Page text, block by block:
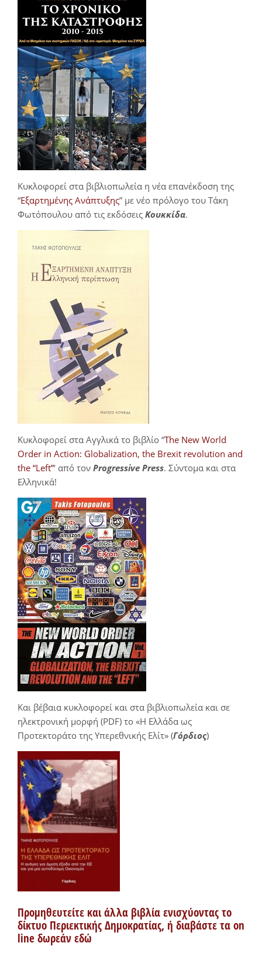
Κυκλοφορεί στα βιβλιοπωλεία η νέα επανέκδοση της
“Εξαρτημένης Ανάπτυξης” με νέο πρόλογο του Τάκη
Φωτόπουλου από τις εκδόσεις Κουκκίδα.
Κυκλοφορεί στα Αγγλικά το βιβλίο “The New World
Order in Action: Globalization, the Brexit revolution and
the “Left”‘ από τον Progressive Press. Σύντομα και στα
Ελληνικά!
Και βέβαια κυκλοφορεί και στα βιβλιοπωλεία και σε
ηλεκτρονική μορφή (PDF) το «Η Ελλάδα ως
Προτεκτοράτο της Υπερεθνικής Ελίτ» (Γόρδιος)
Προμηθευτείτε και άλλα βιβλία ενισχύοντας το
δίκτυο Περιεκτικής Δημοκρατίας, ή διαβάστε τα on
line δωρεάν εδώ